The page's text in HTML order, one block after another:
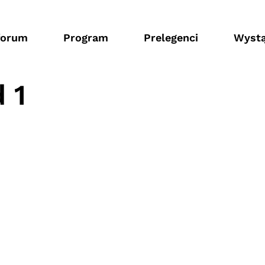
Program Prelegenci
1